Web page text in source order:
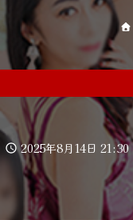
2025年8月14日 21:30